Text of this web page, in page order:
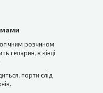
розчином
гепарин, в кінці
порти слід